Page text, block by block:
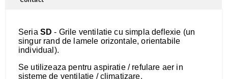
Seria SD- Grile ventilatie cu simpla deflexie (un
singur rand de lamele orizontale, orientabile
individual).
Se utilizeaza pentru aspiratie / refulare aer in
sisteme de ventilatie / climatizare.